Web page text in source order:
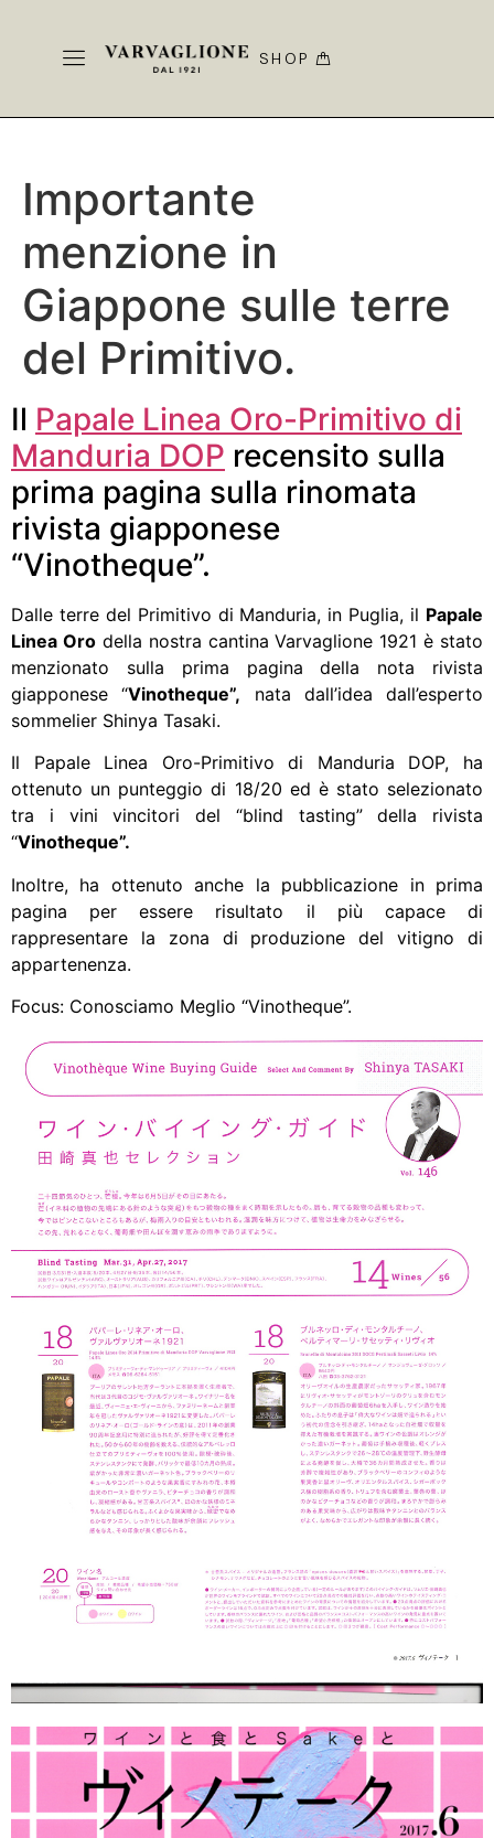
SHOP
Importante
menzione in
Giappone sulle terre
del Primitivo.
Il Papale Linea Oro-Primitivo di
Manduria DOP recensito sulla
prima pagina sulla rinomata
rivista giapponese
“Vinotheque”.
Dalle terre del Primitivo di Manduria, in Puglia, il Papale
Linea Orodella nostra cantina Varvaglione 1921 è stato
menzionato sulla prima pagina della nota rivista
giapponese “Vinotheque”, nata dall’idea dall’esperto
sommelier Shinya Tasaki.
Il Papale Linea Oro-Primitivo di Manduria DOP, ha
ottenuto un punteggio di 18/20 ed è stato selezionato
tra i vini vincitori del “blind tasting” della rivista
“Vinotheque”.
Inoltre, ha ottenuto anche la pubblicazione in prima
pagina per essere risultato il più capace di
rappresentare la zona di produzione del vitigno di
appartenenza.
Focus: Conosciamo Meglio “Vinotheque”.